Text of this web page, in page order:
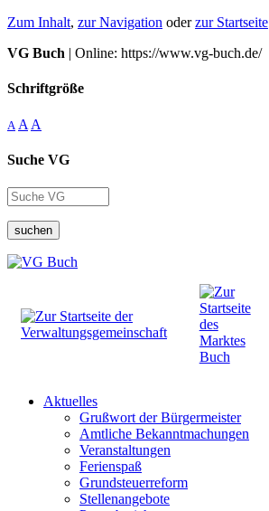
Zum Inhalt, zur Navigation oderzur Startseite
VG Buch | Online: https://www.vg-buch.de/
Schriftgröße
A A A
Suche VG
suchen
Aktuelles
Grußwort der Bürgermeister
Amtliche Bekanntmachungen
Veranstaltungen
Ferienspaß
Grundsteuerreform
Stellenangebote